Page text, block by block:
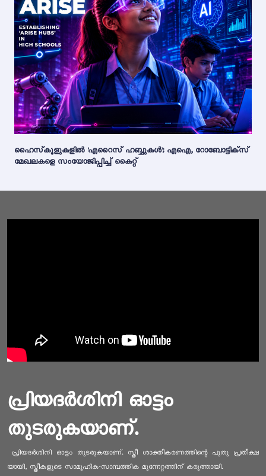
ഹൈസ്‌കൂളുകളിൽ 'എറൈസ് ഹബ്ബുകൾ'; എഐ, റോബോട്ടിക്സ്
മേഖലകളെ സംയോജിപ്പിച്ച് കൈറ്റ്
പ്രിയദർശിനി ഓട്ടം
തുടരുകയാണ്.
പ്രിയദർശിനി ഓട്ടം തുടരുകയാണ്. സ്ത്രീ ശാക്തീകരണത്തിന്റെ പുതു പ്രതീക്ഷ
യായി, സ്ത്രീകളുടെ സാമൂഹിക-സാമ്പത്തിക മുന്നേറ്റത്തിന് കരുത്തായി.